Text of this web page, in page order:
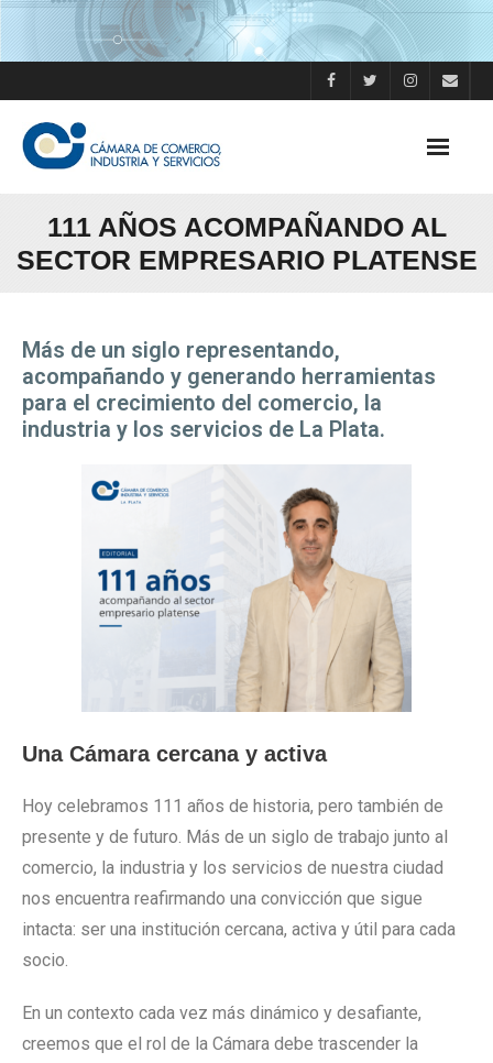
111 AÑOS ACOMPAÑANDO AL
SECTOR EMPRESARIO PLATENSE
Más de un siglo representando,
acompañando y generando herramientas
para el crecimiento del comercio, la
industria y los servicios de La Plata.
Una Cámara cercana y activa
Hoy celebramos 111 años de historia, pero también de
presente y de futuro. Más de un siglo de trabajo junto al
comercio, la industria y los servicios de nuestra ciudad
nos encuentra reafirmando una convicción que sigue
intacta: ser una institución cercana, activa y útil para cada
socio.
En un contexto cada vez más dinámico y desafiante,
creemos que el rol de la Cámara debe trascender la